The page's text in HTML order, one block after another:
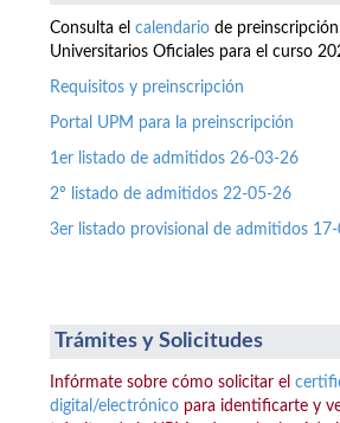
Consulta el calendario de
Universitarios Oficiales para el curso
Requisitos y preinscripción
Portal UPM para la preinscripción
1er listado de admitidos 26-03-26
2º listado de admitidos 22-05-26
3er listado provisional de admitidos
Trámites y Solicitudes
Infórmate sobre cómo solicitar el
digital/electrónico para identificarte y